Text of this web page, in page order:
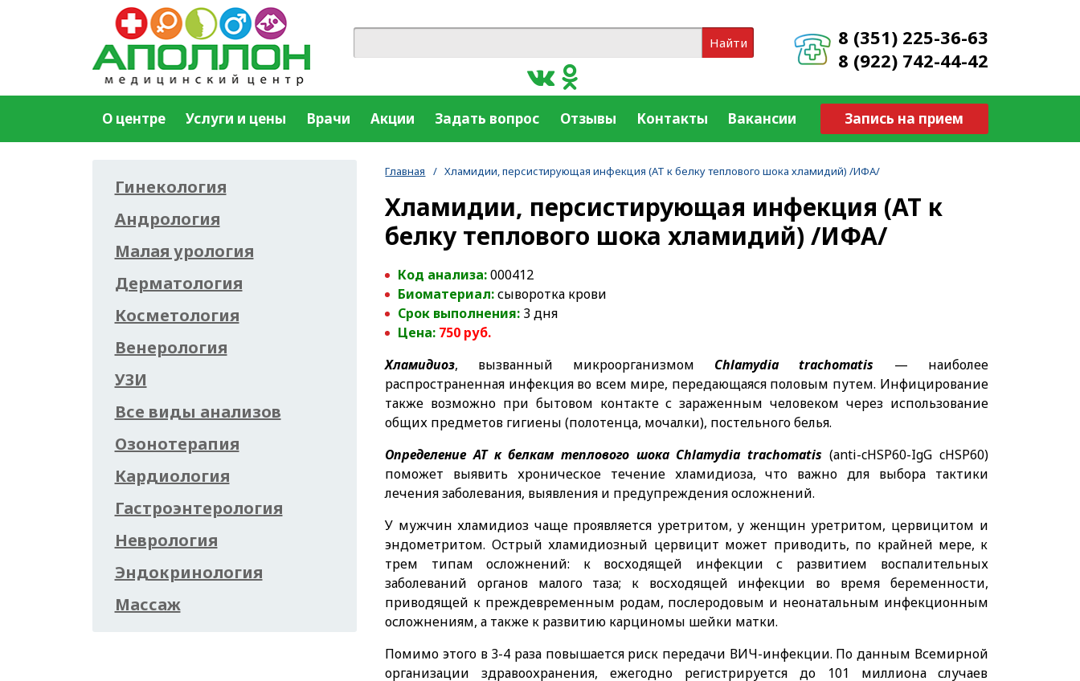
8 (351) 225-36-63
8 (922) 742-44-42
Найти
Запись на прием
О центре Услуги и цены Врачи Акции Задать вопрос Отзывы Контакты Вакансии
Главная / Хламидии, персистирующая инфекция (АТ к белку теплового шока хламидий) /ИФА/
Хламидии, персистирующая инфекция (АТ к
белку теплового шока хламидий) /ИФА/
Код анализа:000412
Биоматериал:сыворотка крови
Срок выполнения: 3 дня
Цена: 750 руб.
Хламидиоз, вызванный микроорганизмом Chlamydia trachomatis — наиболее
распространенная инфекция во всем мире, передающаяся половым путем. Инфицирование
также возможно при бытовом контакте с зараженным человеком через использование
общих предметов гигиены (полотенца, мочалки), постельного белья.
Определение АТ к белкам теплового шока Chlamydia trachomatis (аnti-cHSP60-IgG cHSP60)
поможет выявить хроническое течение хламидиоза, что важно для выбора тактики
лечения заболевания, выявления и предупреждения осложнений.
У мужчин хламидиоз чаще проявляется уретритом, у женщин уретритом, цервицитом и
эндометритом. Острый хламидиозный цервицит может приводить, по крайней мере, к
трем типам осложнений: к восходящей инфекции с развитием воспалительных
заболеваний органов малого таза; к восходящей инфекции во время беременности,
приводящей к преждевременным родам, послеродовым и неонатальным инфекционным
осложнениям, а также к развитию карциномы шейки матки.
Помимо этого в 3-4 раза повышается риск передачи ВИЧ-инфекции. По данным Всемирной
организации здравоохранения, ежегодно регистрируется до 101 миллиона случаев
Гинекология
Андрология
Малая урология
Дерматология
Косметология
Венерология
УЗИ
Все виды анализов
Озонотерапия
Кардиология
Гастроэнтерология
Неврология
Эндокринология
Массаж